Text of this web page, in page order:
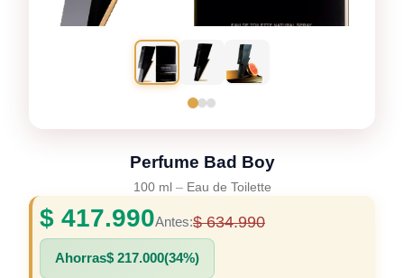
Perfume Bad Boy
100 ml – Eau de Toilette
$ 417.990Antes:$634.990
Ahorras$ 217.000(34%)